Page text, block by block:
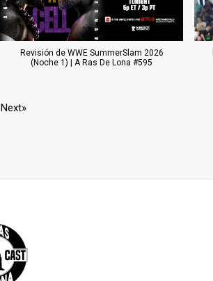
Revisión de WWE SummerSlam 2026
(Noche 1) | A Ras De Lona #595
Next»